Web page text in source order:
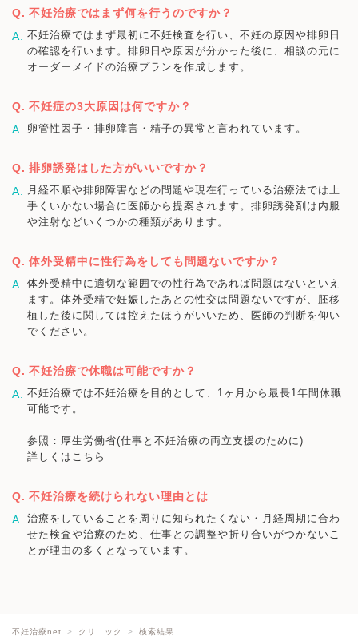
不妊治療ではまず何を行うのですか？
不妊治療ではまず最初に不妊検査を行い、不妊の原因や排卵日
の確認を行います。排卵日や原因が分かった後に、相談の元に
オーダーメイドの治療プランを作成します。
不妊症の3大原因は何ですか？
卵管性因子・排卵障害・精子の異常と言われています。
排卵誘発はした方がいいですか？
月経不順や排卵障害などの問題や現在行っている治療法では上
手くいかない場合に医師から提案されます。排卵誘発剤は内服
や注射などいくつかの種類があります。
体外受精中に性行為をしても問題ないですか？
体外受精中に適切な範囲での性行為であれば問題はないといえ
ます。体外受精で妊娠したあとの性交は問題ないですが、胚移
植した後に関しては控えたほうがいいため、医師の判断を仰い
でください。
不妊治療で休職は可能ですか？
不妊治療では不妊治療を目的として、1ヶ月から最長1年間休職
可能です。
参照：厚生労働省(仕事と不妊治療の両立支援のために)
詳しくはこちら
不妊治療を続けられない理由とは
治療をしていることを周りに知られたくない・月経周期に合わ
せた検査や治療のため、仕事との調整や折り合いがつかないこ
とが理由の多くとなっています。
不妊治療net クリニック 検索結果